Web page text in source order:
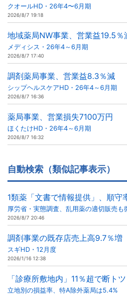
クオールHD・26年4〜6月期
2026/8/7 19:18
地域薬局NW事業、営業益19.5％
メディシス・26年4～6月期
2026/8/7 17:40
調剤薬局事業、営業益8.3％減
シップヘルスケアHD・26年4～6月期
2026/8/7 16:36
薬局事業、営業損失7100万円
ほくたけHD・26年4～6月期
2026/8/7 16:32
自動検索（類似記事表示）
1類薬「文書で情報提供」、順守
厚労省・実態調査、乱用薬の適切販売も
2026/8/7 20:46
調剤事業の既存店売上高9.7％増
スギHD・12月度
2026/1/16 12:38
「診療所敷地内」11％超で断トツ
立地別の損益率、特A除外薬局は5.4%